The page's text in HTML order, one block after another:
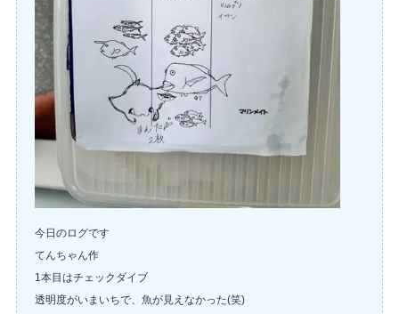
今日のログです
てんちゃん作
1本目はチェックダイブ
透明度がいまいちで、魚が見えなかった(笑)